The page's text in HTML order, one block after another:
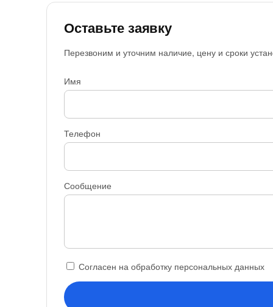
Оставьте заявку
Перезвоним и уточним наличие, цену и сроки
Имя
Телефон
Сообщение
Согласен на обработку персональных данных